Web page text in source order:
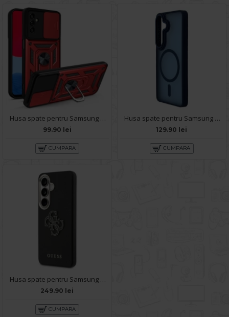
Husa spate pentru Samsung Galaxy S26 - Slide Case Rosu
99.90 lei
CUMPARA
Husa spate pentru Samsung Galaxy S26 Matte Case Magsafe - Semitransparent/Blue
129.90 lei
CUMPARA
Husa spate pentru Samsung Galaxy S26 Guess Metal Logo - Black
249.90 lei
CUMPARA